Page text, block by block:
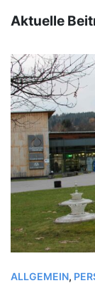
Aktuelle
ALLGEMEIN,